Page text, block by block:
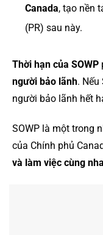
Canada, tạo nền
(PR) sau này.
Thời hạn của SOWP
người bảo lãnh. Nếu
người bảo lãnh hết
SOWP là một trong
của Chính phủ
và làm việc cùng